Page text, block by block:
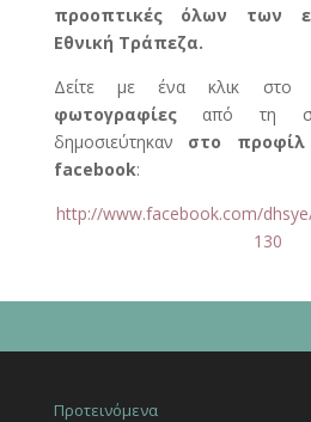
προοπτικές όλων των
Εθνική Τράπεζα.
Δείτε με ένα κλικ στο
φωτογραφίεςαπό τη
δημοσιεύτηκαν στο προφίλ
facebook:
http://www.facebook.com/
130
Προτεινόμενα